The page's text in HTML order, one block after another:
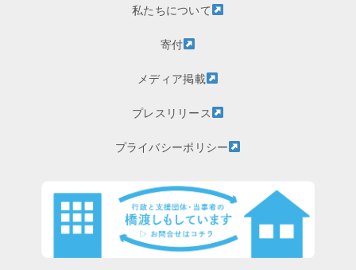
私たちについて
寄付
メディア掲載
プレスリリース
プライバシーポリシー